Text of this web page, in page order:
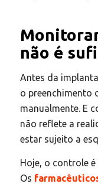
não é
Antes da
o preenchimento
manualmente. E
não reflete a
estar sujeito a
Hoje, o controle
Os